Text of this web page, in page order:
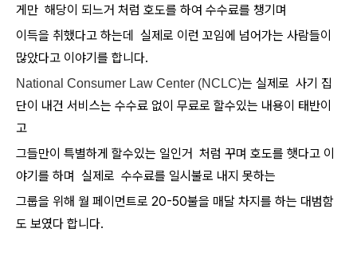
게만 해당이 되느거 처럼 호도를 하여 수수료를 챙기며
이득을 취했다고 하는데 실제로 이런 꼬임에 넘어가는 사람들이
많았다고 이야기를 합니다.
National Consumer Law Center (NCLC)는 실제로 사기 집
단이 내건 서비스는 수수료 없이 무료로 할수있는 내용이 태반이
고
그들만이 특별하게 할수있는 일인거 처럼 꾸며 호도를 햇다고 이
야기를 하며 실제로 수수료를 일시불로 내지 못하는
그룹을 위해 월 페이먼트로 20-50불을 매달 차지를 하는 대범함
도 보였다 합니다.